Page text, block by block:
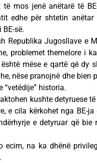
mos jenë anëtarë të
edhe për shtetin
së.
Republika Jugosllave e
problemet themelore i
mëse e qartë që dy
nëse pranojnë dhe bien
historia.
kushte detyruese
e cila kërkohet nga BE-
e detyruar që
ecim, na ka dhënë